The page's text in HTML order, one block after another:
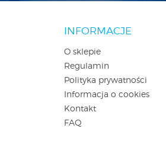
INFORMACJE
O sklepie
Regulamin
Polityka prywatności
Informacja o cookies
Kontakt
FAQ